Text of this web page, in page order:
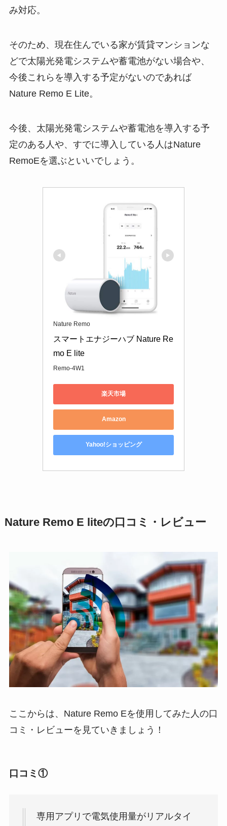
み対応。
そのため、現在住んでいる家が賃貸マンションな
どで太陽光発電システムや蓄電池がない場合や、
今後これらを導入する予定がないのであれば
Nature Remo E Lite。
今後、太陽光発電システムや蓄電池を導入する予
定のある人や、すでに導入している人はNature
RemoEを選ぶといいでしょう。
Nature Remo
スマートエナジーハブ Nature Re
mo E lite
Remo-4W1
楽天市場
Amazon
Yahoo!ショッピング
Nature Remo E liteの口コミ・レビュー
ここからは、Nature Remo Eを使用してみた人の口
コミ・レビューを見ていきましょう！
口コミ①
専用アプリで電気使用量がリアルタイ